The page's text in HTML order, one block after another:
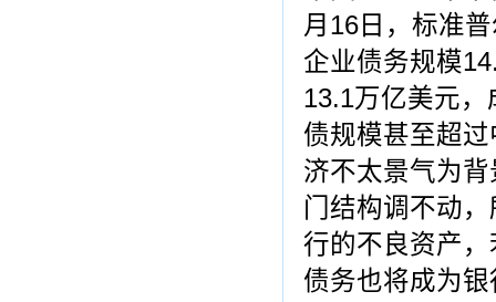
月16日，标准
企业债务规模
13.1万亿美元
债规模甚至超
济不太景气为
门结构调不动
行的不良资产
债务也将成为